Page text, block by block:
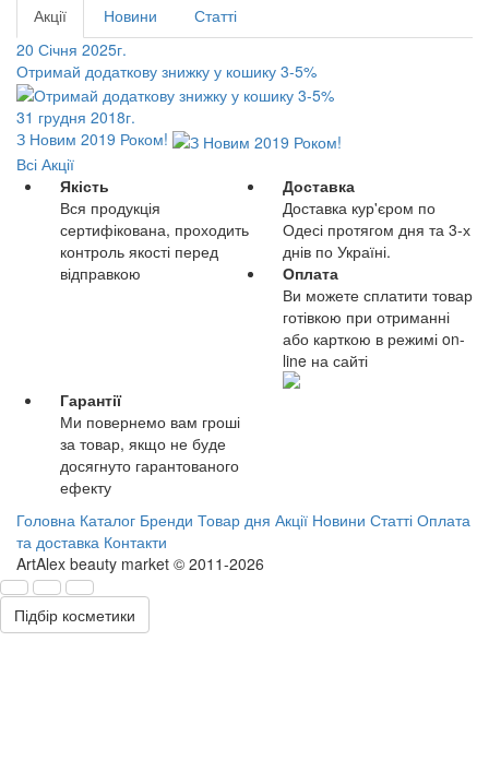
Акції Новини
Статті
20 Січня 2025г.
Отримай додаткову знижку у кошику 3-5%
31 грудня 2018г.
З Новим 2019 Роком!
Всі Акції
Якість
Вся продукція
сертифікована, проходить
контроль якості перед
відправкою
Доставка
Доставка кур'єром по
Одесі протягом дня та 3-х
днів по Україні.
Оплата
Ви можете сплатити товар
готівкою при отриманні
або карткою в режимі on-
line на сайті
Гарантії
Ми повернемо вам гроші
за товар, якщо не буде
досягнуто гарантованого
ефекту
Головна Каталог Бренди Товар дня Акції Новини Статті Оплата
та доставка Контакти
ArtAlex beauty market © 2011-2026
Підбір косметики